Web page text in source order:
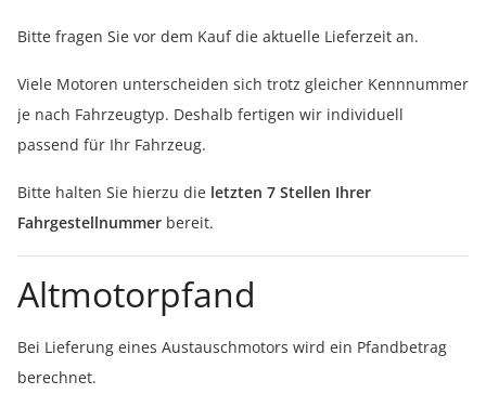
Bitte fragen Sie vor dem Kauf die aktuelle Lieferzeit an.
Viele Motoren unterscheiden sich trotz gleicher Kennnummer
je nach Fahrzeugtyp. Deshalb fertigen wir individuell
passend für Ihr Fahrzeug.
Bitte halten Sie hierzu die letzten 7 Stellen Ihrer
Fahrgestellnummer bereit.
Altmotorpfand
Bei Lieferung eines Austauschmotors wird ein Pfandbetrag
berechnet.